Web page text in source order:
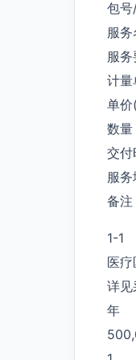
包
服
服
计量
单价
数量
交付
服
备注
1-1
医
详见
年